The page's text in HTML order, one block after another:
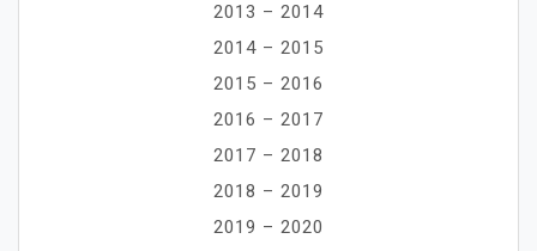
2013 – 2014
2014 – 2015
2015 – 2016
2016 – 2017
2017 – 2018
2018 – 2019
2019 – 2020